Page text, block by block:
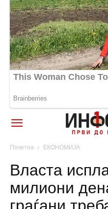
Почетна ЕКОНОМИЈА
Власта
милиони
граѓани